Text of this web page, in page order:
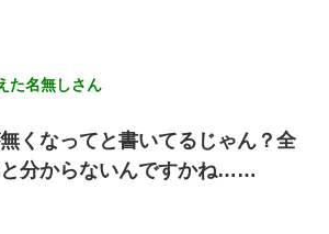
やっと家建てられるね！』夫「実家を二世
貯金使った」→私『離婚しよう』夫「え
あげるから』→すると…
た名無しさん
くなってと書いてるじゃん？全
分からないんですかね……